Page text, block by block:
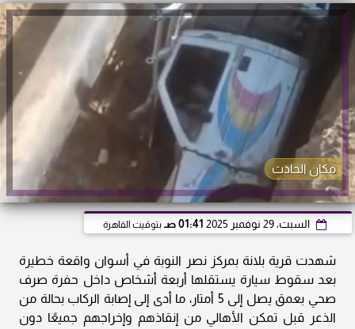
مكان الحادث
السبت، 29 نوفمبر 2025 01:41 صـ بتوقيت القاهرة
شهدت قرية بلانة بمركز نصر النوبة في أسوان واقعة خطيرة
بعد سقوط سيارة يستقلها أربعة أشخاص داخل حفرة صرف
صحي بعمق يصل إلى 5 أمتار، ما أدى إلى إصابة الركاب بحالة من
الذعر قبل تمكن الأهالي من إنقاذهم وإخراجهم جميعًا دون